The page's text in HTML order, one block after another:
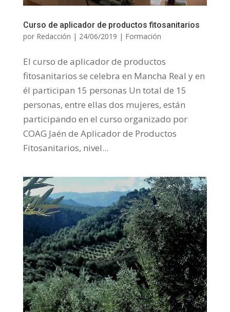
Curso de aplicador de productos fitosanitarios
por Redacción | 24/06/2019 | Formación
El curso de aplicador de productos
fitosanitarios se celebra en Mancha Real y en
él participan 15 personas Un total de 15
personas, entre ellas dos mujeres, están
participando en el curso organizado por
COAG Jaén de Aplicador de Productos
Fitosanitarios, nivel...